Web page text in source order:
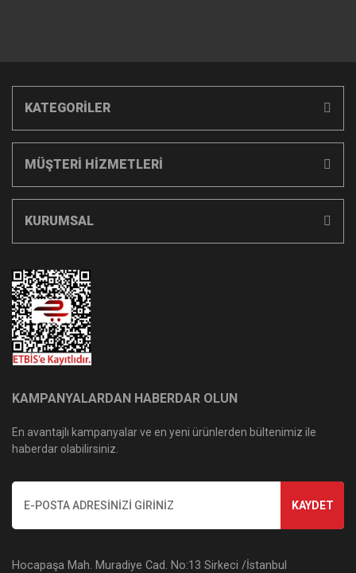
KATEGORİLER
MÜŞTERİ HİZMETLERİ
KURUMSAL
KAMPANYALARDAN HABERDAR OLUN
En avantajlı kampanyalar ve en yeni ürünlerden bültenimiz ile
haberdar olabilirsiniz.
KAYDET
Hocapaşa Mah. Muradiye Cad. No:13 Sirkeci /İstanbul